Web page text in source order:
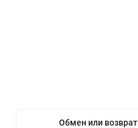
Обмен или возврат